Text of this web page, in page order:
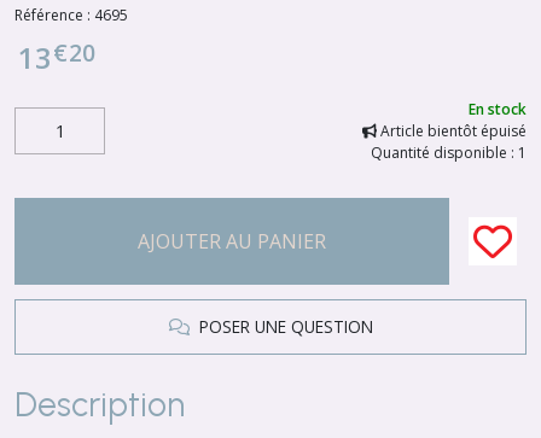
Référence : 4695
13€20
En stock
Article bientôt épuisé
Quantité disponible : 1
AJOUTER AU PANIER
POSER UNE QUESTION
Description